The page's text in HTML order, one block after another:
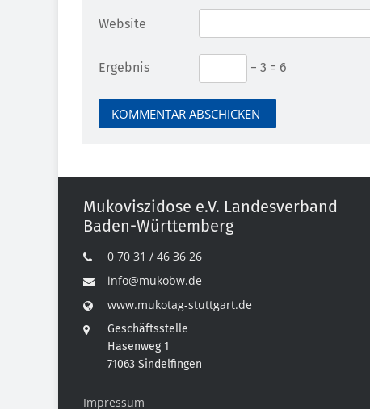
Website
Ergebnis − 3 = 6
Mukoviszidose e.V. Landesverband
Baden-Württemberg
0 70 31 / 46 36 26
info@mukobw.de
www.mukotag-stuttgart.de
Geschäftsstelle
Hasenweg 1
71063 Sindelfingen
Impressum